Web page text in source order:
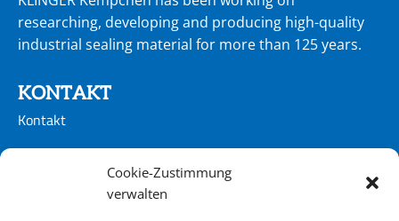
Cookie-Zustimmung
verwalten
researching, developing and producing high-quality
industrial sealing material for more than 125 years.
KONTAKT
Kontakt
CONTACT